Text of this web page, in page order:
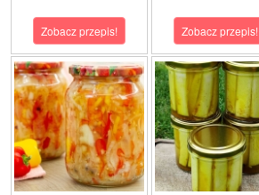
Zobacz przepis! Zobacz przepis!